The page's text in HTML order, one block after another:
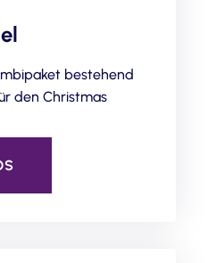
bestehend
den Christmas